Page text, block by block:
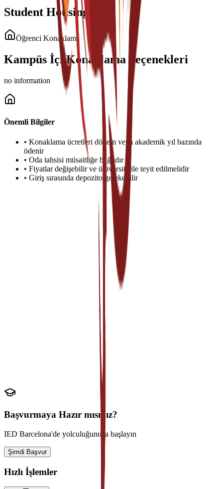
Student Housing
Öğrenci Konaklama
Kampüs İçi Konaklama Seçenekleri
no information
Önemli Bilgiler
• Konaklama ücretleri dönem veya akademik yıl bazında
ödenir
• Oda tahsisi müsaitliğe bağlıdır
• Fiyatlar değişebilir ve üniversite ile teyit edilmelidir
• Giriş sırasında depozito gerekebilir
Akademik Gereksinimler
Lise diploması veya dengi
Minimum GPA 3.0/4.0
IELTS 6.0 veya TOEFL 80+
Çince programlar için HSK 4
İngilizce yeterlilik belgesi
Başvurmaya Hazır mısınız?
IED Barcelona'de yolculuğunuza başlayın
Şimdi Başvur
Hızlı İşlemler